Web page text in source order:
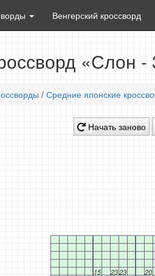
Венгерский кроссворд
«Слон
/ Средние японские
Начать заново
15
2323 20